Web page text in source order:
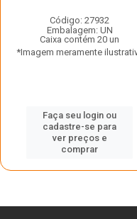
Código: 27932
Embalagem: UN
Caixa contém 20 un
*Imagem meramente
Faça seu login ou
cadastre-se para
ver preços e
comprar